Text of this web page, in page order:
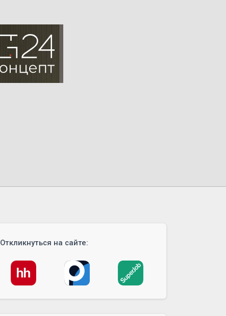
Откликнуться на сайте: